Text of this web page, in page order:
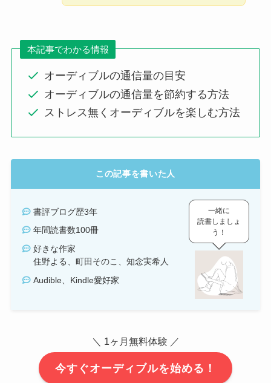
本記事でわかる情報
オーディブルの通信量の目安
オーディブルの通信量を節約する方法
ストレス無くオーディブルを楽しむ方法
この記事を書いた人
書評ブログ歴3年
年間読書数100冊
好きな作家
住野よる、町田そのこ、知念実希人
Audible、Kindle愛好家
一緒に
読書しましょ
う！
＼ 1ヶ月無料体験 ／
今すぐオーディブルを始める！